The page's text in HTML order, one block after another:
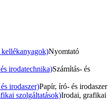
Nyomtató
irodatechnika)Számítás- és
irodaszer)Papír, író- és irodaszer
szolgáltatások)Irodai, grafikai